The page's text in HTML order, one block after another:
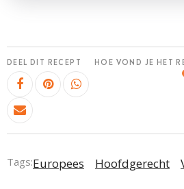
DEEL DIT RECEPT HOE VOND JE HET
Tags:Europees Hoofdgerecht